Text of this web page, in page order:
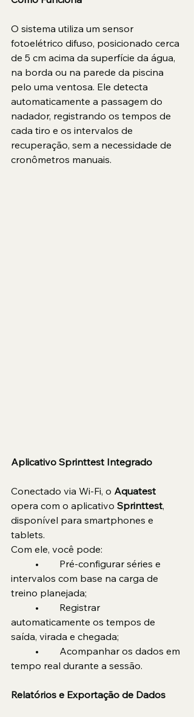
O sistema utiliza um sensor
fotoelétrico difuso, posicionado cerca
de 5 cm acima da superfície da água,
na borda ou na parede da piscina
pelo uma ventosa. Ele detecta
automaticamente a passagem do
nadador, registrando os tempos de
cada tiro e os intervalos de
recuperação, sem a necessidade de
cronômetros manuais.
Aplicativo Sprinttest Integrado
Conectado via Wi-Fi, o Aquatest
opera com o aplicativo Sprinttest,
disponível para smartphones e
tablets.
Com ele, você pode:
intervalos com base na carga de
treino planejada;
automaticamente os tempos de
saída, virada e chegada;
tempo real durante a sessão.
Relatórios e Exportação de Dados